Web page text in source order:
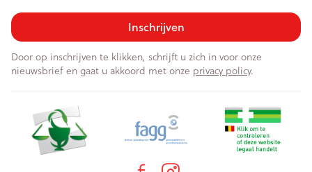
Inschrijven
Door op inschrijven te klikken, schrijft u zich in voor onze
nieuwsbrief en gaat u akkoord met onze privacy policy.